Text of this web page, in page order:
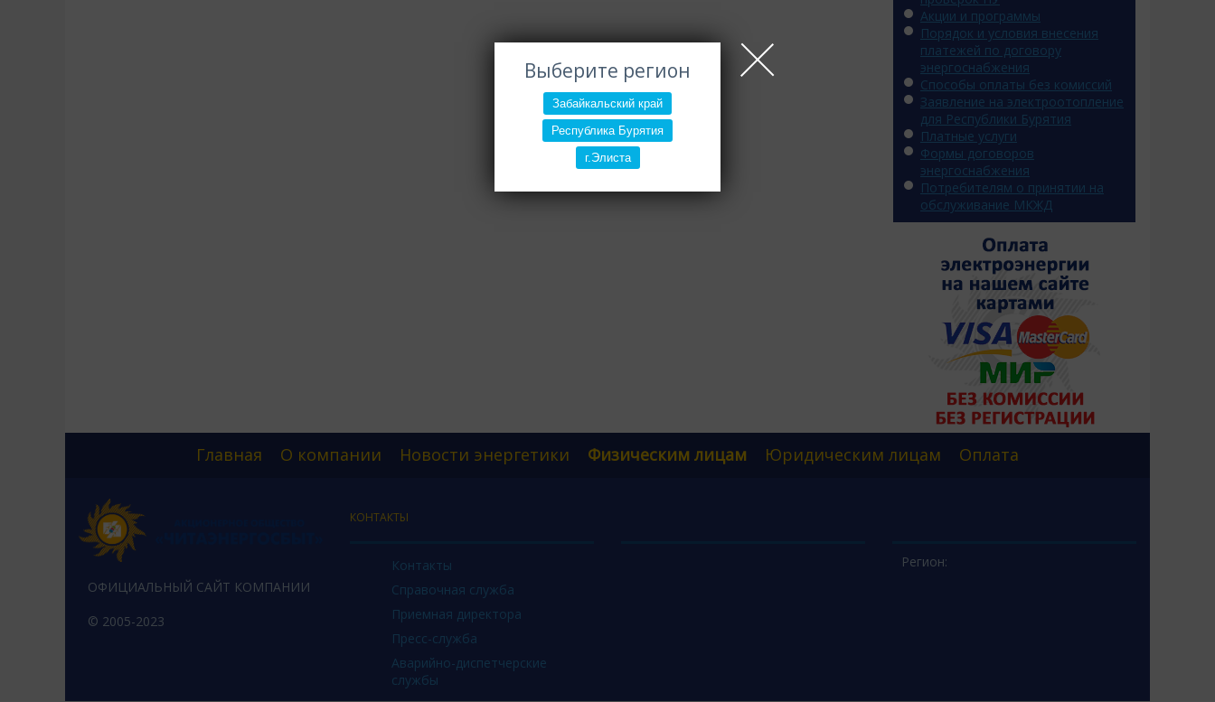
Выберите регион
Забайкальский край
Республика Бурятия
г.Элиста
Акции и программы
Порядок и условия внесения
платежей по договору
энергоснабжения
Способы оплаты без комиссий
Заявление на электроотопление
для Республики Бурятия
Платные услуги
Формы договоров
энергоснабжения
Потребителям о принятии на
обслуживание МКЖД
Главная О компании Новости энергетики Физическим лицам Юридическим лицам Оплата
ОФИЦИАЛЬНЫЙ САЙТ КОМПАНИИ
© 2005-2023
КОНТАКТЫ
Контакты
Справочная служба
Приемная директора
Пресс-служба
Аварийно-диспетчерские
службы
Регион: